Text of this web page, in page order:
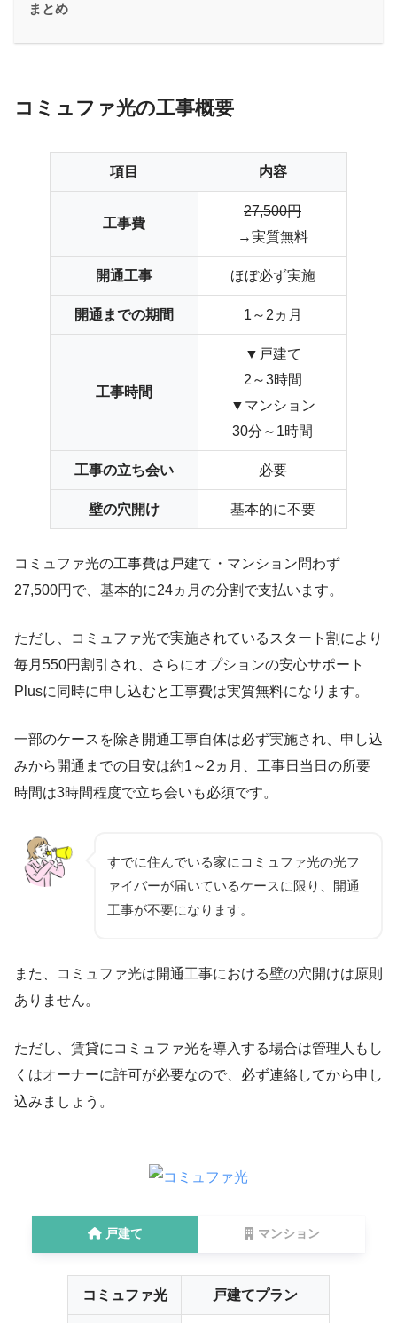
まとめ
コミュファ光の工事概要
項目 内容
工事費
27,500円
→実質無料
開通工事 ほぼ必ず実施
開通までの期間 1～2ヵ月
工事時間
▼戸建て
2～3時間
▼マンション
30分～1時間
工事の立ち会い 必要
壁の穴開け 基本的に不要
コミュファ光の工事費は戸建て・マンション問わず
27,500円で、基本的に24ヵ月の分割で支払います。
ただし、コミュファ光で実施されているスタート割により
毎月550円割引され、さらにオプションの安心サポート
Plusに同時に申し込むと工事費は実質無料になります。
一部のケースを除き開通工事自体は必ず実施され、申し込
みから開通までの目安は約1～2ヵ月、工事日当日の所要
時間は3時間程度で立ち会いも必須です。
すでに住んでいる家にコミュファ光の光フ
ァイバーが届いているケースに限り、開通
工事が不要になります。
また、コミュファ光は開通工事における壁の穴開けは原則
ありません。
ただし、賃貸にコミュファ光を導入する場合は管理人もし
くはオーナーに許可が必要なので、必ず連絡してから申し
込みましょう。
戸建て マンション
コミュファ光 戸建てプラン